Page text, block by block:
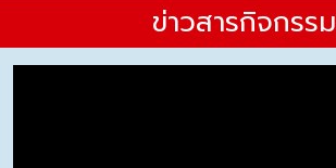
ข่าวสารกิจกรรม